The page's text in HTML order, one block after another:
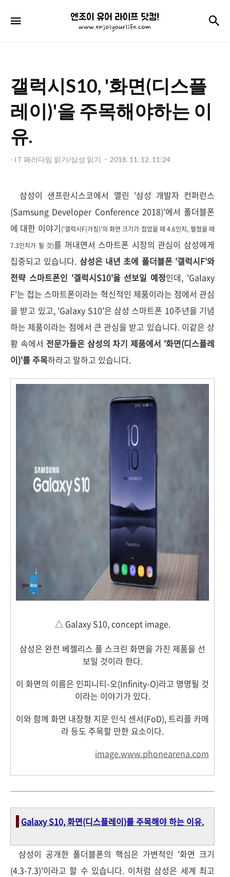
엔
조
어
라
이
닷
갤럭시S10, '화면(디스플
레이)'을 주목해야하는 이
유.
- IT 패러다임 읽기/삼성 읽기 2018. 11. 12. 11:24
삼성이 샌프란시스코에서 열린 '삼성 개발자 컨퍼런스
(Samsung Developer Conference 2018)'에서 폴더블폰
에 대한 이야기('갤럭시F(가칭)'의 화면 크기가 접었을 때 4.6인치, 펼쳤을 때
7.3인치가 될 것)를 꺼내면서 스마트폰 시장의 관심이 삼성에게
집중되고 있습니다. 삼성은 내년 초에 폴더블폰 '갤럭시F'와
전략 스마트폰인 '겔럭시S10'을 선보일 예정인데, 'Galaxy
F'는 접는 스마트폰이라는 혁신적인 제품이라는 점에서 관심
을 받고 있고, 'Galaxy S10'은 삼성 스마트폰 10주년을 기념
하는 제품이라는 점에서 큰 관심을 받고 있습니다. 이같은 상
황 속에서 전문가들은 삼성의 차기 제품에서 '화면(디스플레
이)'를 주목하라고 말하고 있습니다.
△ Galaxy S10, concept image.
삼성은 완전 베젤리스 풀 스크린 화면을 가진 제품을 선
보일 것이라 한다.
이 화면의 이름은 인피니티-오(Infinity-O)라고 명명될 것
이라는 이야기가 있다.
이와 함께 화면 내장형 지문 인식 센서(FoD), 트리플 카메
라 등도 주목할 만한 요소이다.
image.www.phonearena.com
- Galaxy S10, 화면(디스플레이)를 주목해야 하는 이유.
삼성이 공개한 폴더블폰의 핵심은 가변적인 '화면 크기
(4.3-7.3)'이라고 할 수 있습니다. 이처럼 삼성은 세계 최고